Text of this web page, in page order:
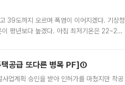
39도까지 오르며 폭염이 이어지겠다. 기상청
이 평년보다 높겠다. 아침 최저기온은 22~27
택공급 또다른 병목 PF]①
업계획 승인을 받아 인허가를 마쳤지만 착공